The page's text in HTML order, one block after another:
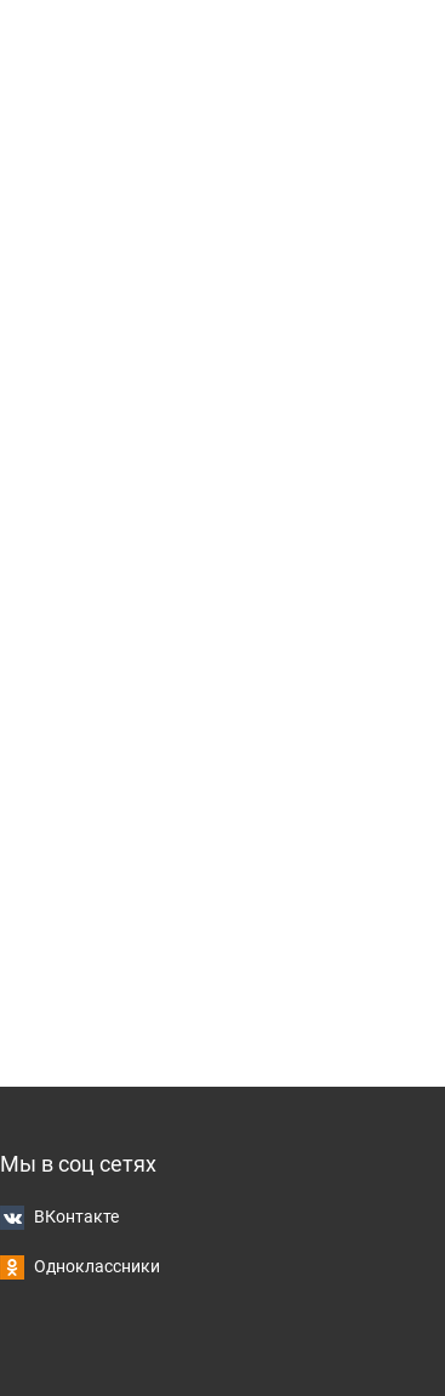
Мы в соц сетях
ВКонтакте
Одноклассники